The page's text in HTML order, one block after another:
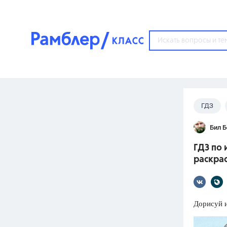
Популярные темы
ГДЗ
ОГЭ
ФИПИ
ГДЗ
Бил
ГДЗ по
Дорисуй